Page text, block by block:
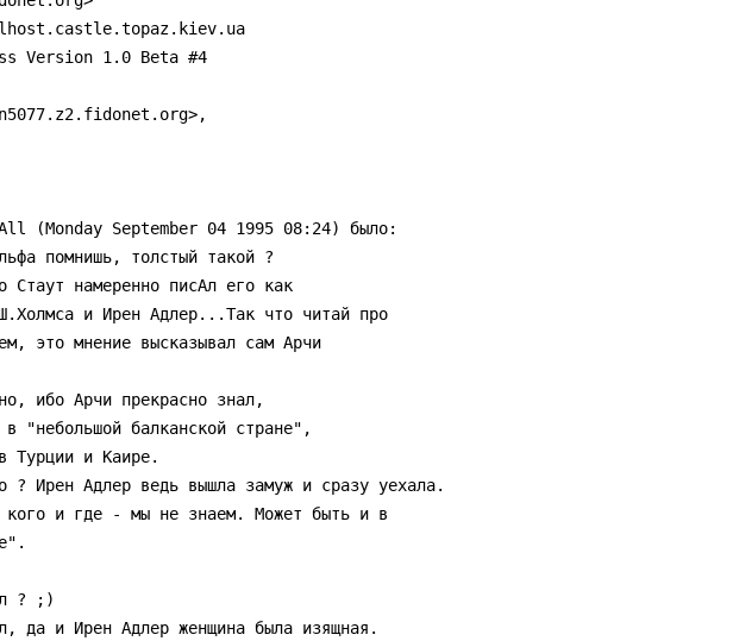
Version 1.0 Beta #4
(Monday September 04 1995 08:24) было:
помнишь, толстый такой ?
намеренно писАл его как
и Ирен Адлер...Так что читай про
это мнение высказывал сам Арчи
ибо Арчи прекрасно знал,
"небольшой балканской стране",
Турции и Каире.
Ирен Адлер ведь вышла замуж и сразу уехала.
кого и где - мы не знаем. Может быть и в
? ;)
да и Ирен Адлер женщина была изящная.